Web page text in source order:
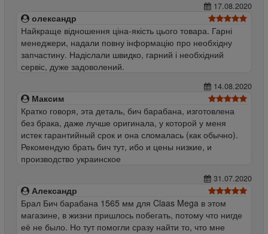
17.08.2020
олександр
Найкраще відношення ціна-якість цього товара. Гарні
менеджери, надали повну інформацію про необхідну
запчастину. Надіслали швидко, гарний і необхідний
сервіс, дуже задоволений.
14.08.2020
Максим
Кратко говоря, эта деталь, бич барабана, изготовлена
без брака, даже лучше оригинала, у которой у меня
истек гарантийный срок и она сломалась (как обычно).
Рекомендую брать бич тут, ибо и цены низкие, и
производство украинское
31.07.2020
Александр
Брал Бич барабана 1565 мм для Claas Mega в этом
магазине, в жизни пришлось побегать, потому что нигде
её не было. Но тут помогли сразу найти то, что мне